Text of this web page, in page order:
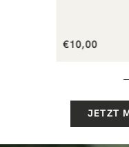
Normaler
Preis
€10,00
JETZT